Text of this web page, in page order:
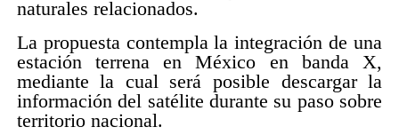
naturales relacionados.
La propuesta contempla la integración de una
estación terrena en México en banda X,
mediante la cual será posible descargar la
información del satélite durante su paso sobre
territorio nacional.